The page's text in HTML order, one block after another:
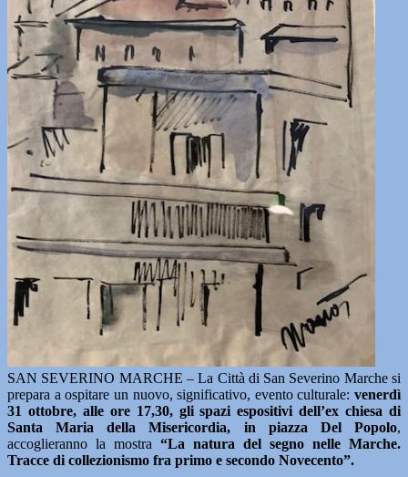
SAN SEVERINO MARCHE – La Città di San Severino Marche si
prepara a ospitare un nuovo, significativo, evento culturale: venerdì
31 ottobre, alle ore 17,30, gli spazi espositivi dell’ex chiesa di
Santa Maria della Misericordia, in piazza Del Popolo,
accoglieranno la mostra “La natura del segno nelle Marche.
Tracce di collezionismo fra primo e secondo Novecento”.